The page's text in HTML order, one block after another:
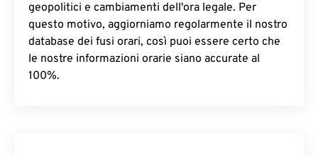
geopolitici e cambiamenti dell'ora legale. Per
questo motivo, aggiorniamo regolarmente il nostro
database dei fusi orari, così puoi essere certo che
le nostre informazioni orarie siano accurate al
100%.